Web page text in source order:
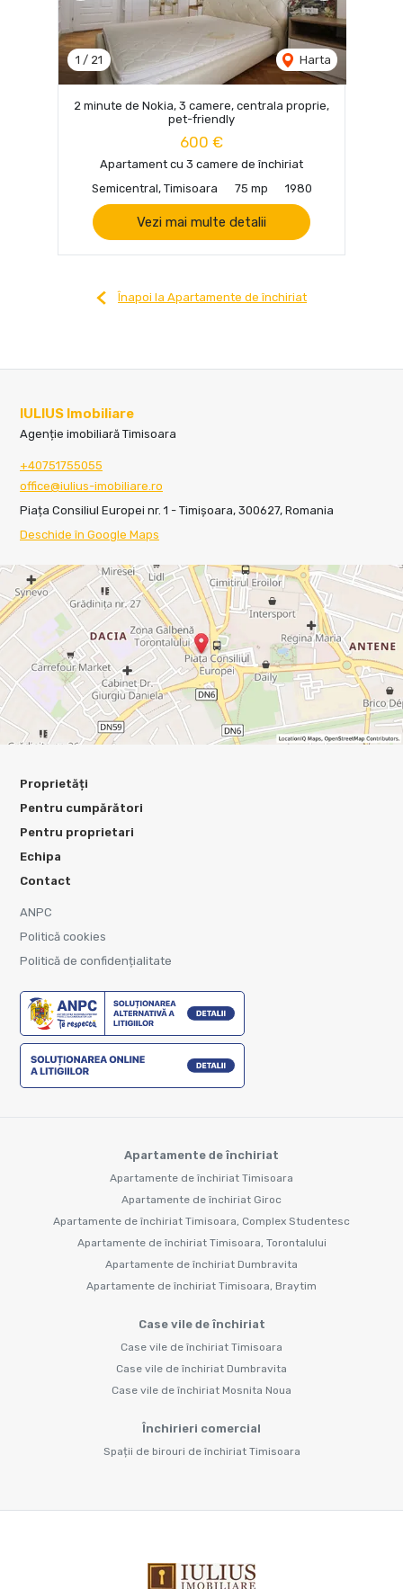
1 / 21 Harta
2 minute de Nokia, 3 camere, centrala proprie,
pet-friendly
600 €
Apartament cu 3 camere de închiriat
Semicentral, Timisoara
75 mp 1980
Vezi mai multe detalii
Înapoi la Apartamente de închiriat
IULIUS Imobiliare
Agenție imobiliară Timisoara
+40751755055
office@iulius-imobiliare.ro
Piața Consiliul Europei nr. 1 - Timișoara, 300627, Romania
Deschide în Google Maps
Proprietăți
Pentru cumpărători
Pentru proprietari
Echipa
Contact
ANPC
Politică cookies
Politică de confidențialitate
Apartamente de închiriat
Apartamente de închiriat Timisoara
Apartamente de închiriat Giroc
Apartamente de închiriat Timisoara, Complex Studentesc
Apartamente de închiriat Timisoara, Torontalului
Apartamente de închiriat Dumbravita
Apartamente de închiriat Timisoara, Braytim
Case vile de închiriat
Case vile de închiriat Timisoara
Case vile de închiriat Dumbravita
Case vile de închiriat Mosnita Noua
Închirieri comercial
Spații de birouri de închiriat Timisoara